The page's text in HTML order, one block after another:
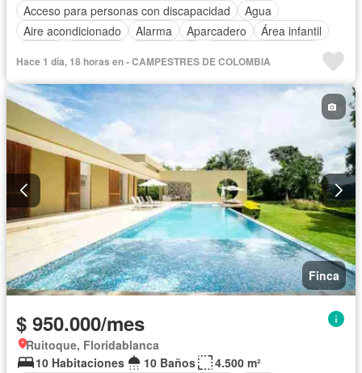
Acceso para personas con discapacidad
Agua
Aire acondicionado
Alarma Aparcadero
Área infantil
Chimenea
Cocina amoblada
Cocina integral
Cuarto de servicio
Depósito Electricidad
Gas natural
Gimnasio
Internet Jacuzzi Jardín
Piscina
Vigilante
Tanque de agua
Terraza Vista panorámica
Wifi
Permite mascotas
Permite niños Solo familias
Hace 1 día, 18 horas en - CAMPESTRES DE COLOMBIA
Finca
$ 950.000/mes
Ruitoque, Floridablanca
10 Habitaciones
10 Baños
4.500 m²